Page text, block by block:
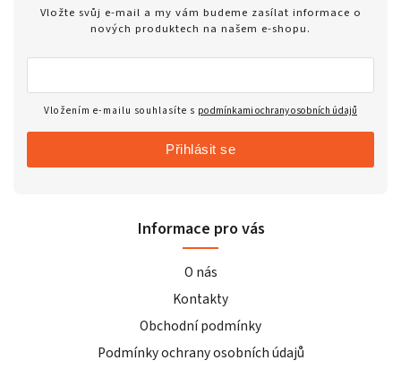
Vložte svůj e-mail a my vám budeme zasílat informace o
nových produktech na našem e-shopu.
Vložením e-mailu souhlasíte s podmínkami ochrany osobních údajů
Přihlásit se
Informace pro vás
O nás
Kontakty
Obchodní podmínky
Podmínky ochrany osobních údajů